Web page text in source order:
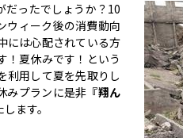
だったでしょうか？10
ウィーク後の消費動向
には心配されている方
！夏休みです！という
利用して夏を先取りし
みプランに是非 『翔ん
ます。